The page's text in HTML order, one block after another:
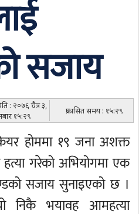
सजाय
: २०७६ चैत्र ३,
१५:२९
प्रकासित समय : १५:२९
होममा १९ जना अशक्त
हत्या गरेको अभियोगमा एक
सजाय सुनाइएको छ ।
निकै भयावह आमहत्या